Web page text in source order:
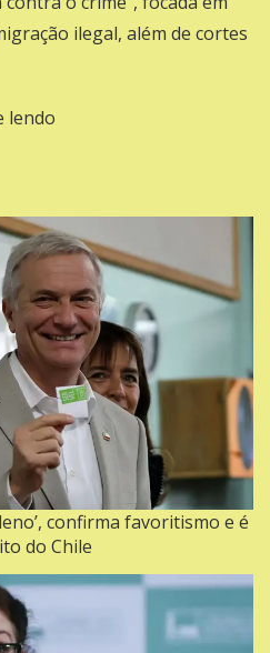
ilegal, além de cortes
lendo
confirma favoritismo e é
do Chile